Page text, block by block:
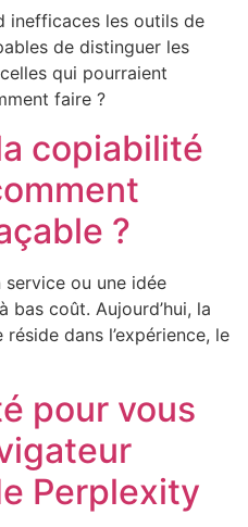
inefficaces les outils de
de distinguer les
qui pourraient
faire ?
copiabilité
?
service ou une idée
coût. Aujourd’hui, la
dans l’expérience, le
pour vous
Perplexity